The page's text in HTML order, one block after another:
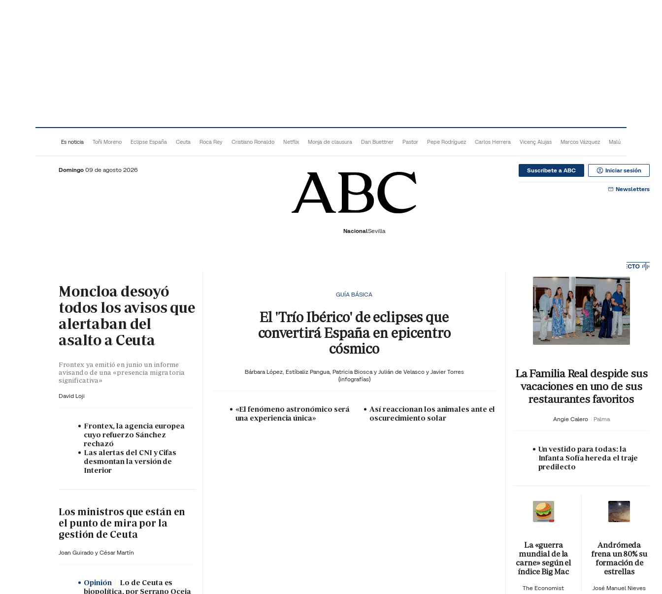
Es noticia Toñi Moreno Eclipse España Ceuta Roca Rey Cristiano Ronaldo Netflix Monja de clausura Dan Buettner Pastor Pepe Rodríguez Carlos Herrera Vicenç Alujas Marcos Vázquez Malú
Domingo 09 de agosto 2026
NacionalSevilla
Suscribete a ABC Iniciar sesión
Newsletters
Moncloa desoyó
todos los avisos que
alertaban del
asalto a Ceuta
Frontex ya emitió en junio un informe
avisando de una «presencia migratoria
significativa»
David Loji
Frontex, la agencia europea
cuyo refuerzo Sánchez
rechazó
Las alertas del CNI y Cifas
desmontan la versión de
Interior
Los ministros que están en
el punto de mira por la
gestión de Ceuta
Joan Guirado y César Martín
Opinión
Lo de Ceuta es
biopolítica, por Serrano Oceja
GUÍA BÁSICA
El 'Trío Ibérico' de eclipses que
convertirá España en epicentro
cósmico
Bárbara López, Estíbaliz Pangua, Patricia Biosca y Julián de Velasco y Javier Torres
(infografías)
«El fenómeno astronómico será
una experiencia única»
Así reaccionan los animales ante el
oscurecimiento solar
La Familia Real despide sus
vacaciones en uno de sus
restaurantes favoritos
Angie Calero Palma
Un vestido para todas: la
Infanta Sofía hereda el traje
predilecto
La «guerra
mundial de la
carne» según el
índice Big Mac
The Economist
Andrómeda
frena un 80% su
formación de
estrellas
José Manuel Nieves